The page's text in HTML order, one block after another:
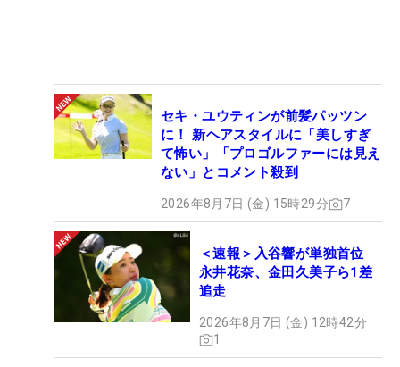
セキ・ユウティンが前髪パッツン
に！ 新ヘアスタイルに「美しすぎ
て怖い」「プロゴルファーには見え
ない」とコメント殺到
2026年8月7日 (金) 15時29分 7
＜速報＞入谷響が単独首位
永井花奈、金田久美子ら1差
追走
2026年8月7日 (金) 12時42分
1